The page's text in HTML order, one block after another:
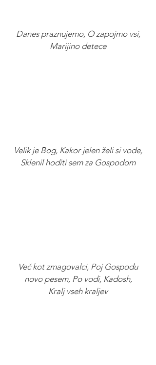
Danes praznujemo, O zapojmo vsi,
Marijino detece
Velik je Bog, Kakor jelen želi si vode,
Sklenil hoditi sem za Gospodom
Več kot zmagovalci, Poj Gospodu
novo pesem, Po vodi, Kadosh,
Kralj vseh kraljev